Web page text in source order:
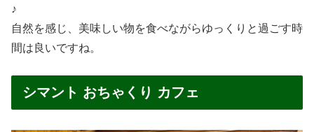
♪
自然を感じ、美味しい物を食べながらゆっくりと過ごす時
間は良いですね。
シマント おちゃくり カフェ